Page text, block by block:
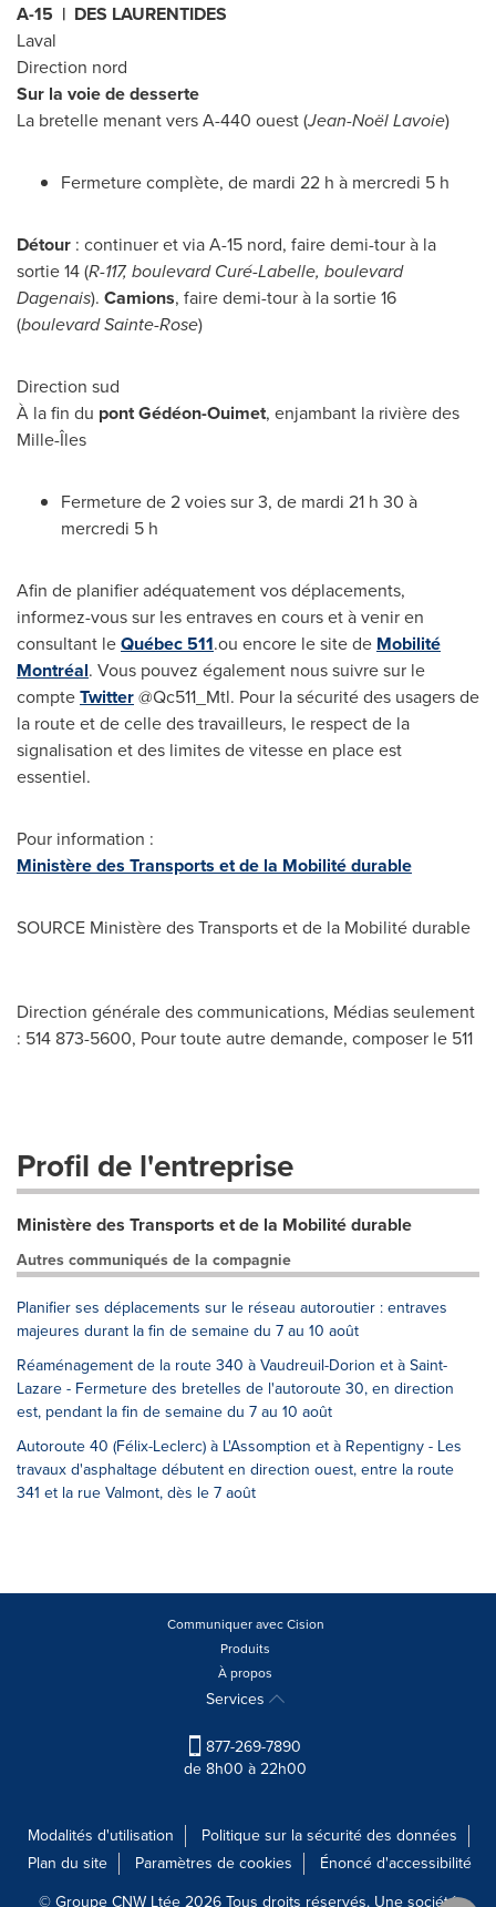
A-15 | DES LAURENTIDES
Laval
Direction nord
Sur la voie de desserte
La bretelle menant vers A-440 ouest (Jean-Noël Lavoie)
Fermeture complète, de mardi 22 h à mercredi 5 h
Détour : continuer et via A-15 nord, faire demi-tour à la
sortie 14 (R-117, boulevard Curé-Labelle, boulevard
Dagenais). Camions, faire demi-tour à la sortie 16
(boulevardSainte-Rose)
Direction sud
À la fin du pont Gédéon-Ouimet, enjambant la rivière des
Mille-Îles
Fermeture de 2 voies sur 3, de mardi 21 h 30 à
mercredi 5 h
Afin de planifier adéquatement vos déplacements,
informez-vous sur les entraves en cours et à venir en
consultant leQuébec 511.ou encore le site de Mobilité
Montréal. Vous pouvez également nous suivre sur le
compteTwitter@Qc511_Mtl. Pour la sécurité des usagers de
la route et de celle des travailleurs, le respect de la
signalisation et des limites de vitesse en place est
essentiel.
Pour information :
Ministère des Transports et de la Mobilité durable
SOURCE Ministère des Transports et de la Mobilité durable
Direction générale des communications, Médias seulement
: 514 873-5600, Pour toute autre demande, composer le 511
Profil de l'entreprise
Ministère des Transports et de la Mobilité durable
Autres communiqués de la compagnie
Planifier ses déplacements sur le réseau autoroutier : entraves
majeures durant la fin de semaine du 7 au 10 août
Réaménagement de la route 340 à Vaudreuil-Dorion et à Saint-
Lazare - Fermeture des bretelles de l'autoroute 30, en direction
est, pendant la fin de semaine du 7 au 10 août
Autoroute 40 (Félix-Leclerc) à L'Assomption et à Repentigny - Les
travaux d'asphaltage débutent en direction ouest, entre la route
341 et la rue Valmont, dès le 7 août
Communiquer avec Cision
Produits
À propos
Services
877-269-7890
de 8h00 à 22h00
Modalités d'utilisation
Politique sur la sécurité des données
Plan du site
Paramètres de cookies
Énoncé d'accessibilité
© Groupe CNW Ltée 2026 Tous droits réservés. Une société